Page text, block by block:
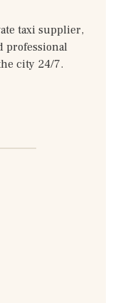
taxi supplier,
professional
city 24/7.